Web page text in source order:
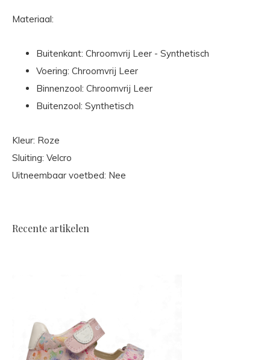
Materiaal:
Buitenkant: Chroomvrij Leer - Synthetisch
Voering: Chroomvrij Leer
Binnenzool: Chroomvrij Leer
Buitenzool: Synthetisch
Kleur: Roze
Sluiting: Velcro
Uitneembaar voetbed: Nee
Recente artikelen